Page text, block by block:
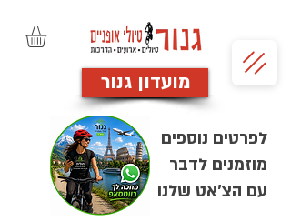
מועדון גנור
לפרטים נוספים
מוזמנים לדבר
עם הצ'אט שלנו